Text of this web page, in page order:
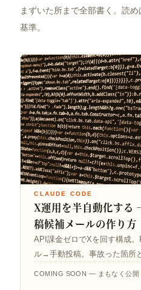
まずいた所まで全部書く。読
基準。
CLAUDE CODE
X運用を半自動化す
稿候補メールの作り方
API課金ゼロでXを回す構成
ル→手動投稿。事故った箇所
COMING SOON — まもなく公開